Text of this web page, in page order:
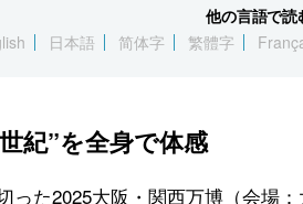
他の言語で読
日本語 简体字 繁體字
紀”を全身で体感
った2025大阪・関西万博（会場